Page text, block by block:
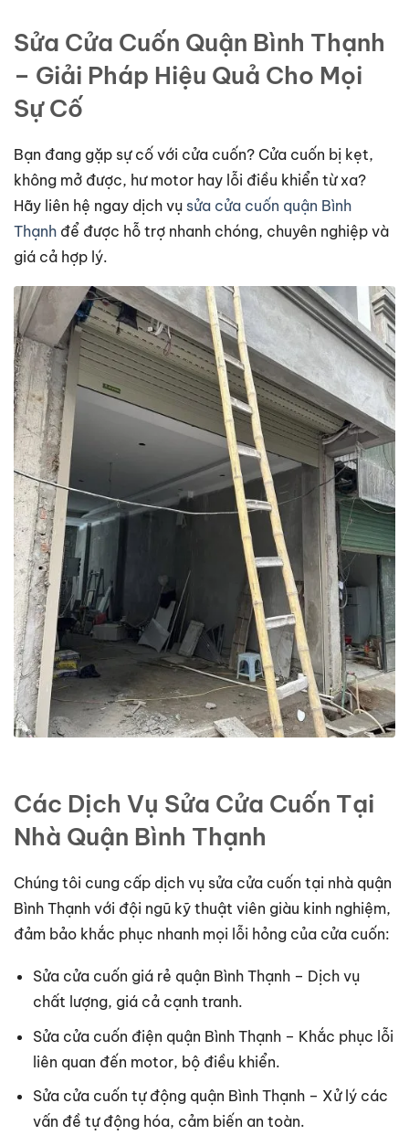
Sửa Cửa Cuốn Quận Bình Thạnh
– Giải Pháp Hiệu Quả Cho Mọi
Sự Cố
Bạn đang gặp sự cố với cửa cuốn? Cửa cuốn bị kẹt,
không mở được, hư motor hay lỗi điều khiển từ xa?
Hãy liên hệ ngay dịch vụ sửa cửa cuốn quận Bình
Thạnh để được hỗ trợ nhanh chóng, chuyên nghiệp và
giá cả hợp lý.
Các Dịch Vụ Sửa Cửa Cuốn Tại
Nhà Quận Bình Thạnh
Chúng tôi cung cấp dịch vụ sửa cửa cuốn tại nhà quận
Bình Thạnh với đội ngũ kỹ thuật viên giàu kinh nghiệm,
đảm bảo khắc phục nhanh mọi lỗi hỏng của cửa cuốn:
Sửa cửa cuốn giá rẻ quận Bình Thạnh – Dịch vụ
chất lượng, giá cả cạnh tranh.
Sửa cửa cuốn điện quận Bình Thạnh – Khắc phục lỗi
liên quan đến motor, bộ điều khiển.
Sửa cửa cuốn tự động quận Bình Thạnh – Xử lý các
vấn đề tự động hóa, cảm biến an toàn.